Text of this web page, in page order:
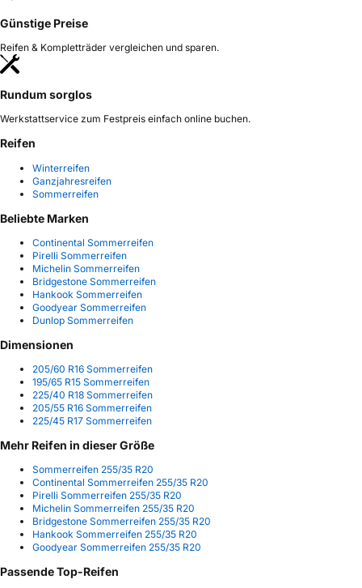
Günstige Preise
Reifen & Kompletträder vergleichen und sparen.
Rundum sorglos
Werkstattservice zum Festpreis einfach online buchen.
Reifen
Winterreifen
Ganzjahresreifen
Sommerreifen
Beliebte Marken
Continental Sommerreifen
Pirelli Sommerreifen
Michelin Sommerreifen
Bridgestone Sommerreifen
Hankook Sommerreifen
Goodyear Sommerreifen
Dunlop Sommerreifen
Dimensionen
205/60 R16 Sommerreifen
195/65 R15 Sommerreifen
225/40 R18 Sommerreifen
205/55 R16 Sommerreifen
225/45 R17 Sommerreifen
Mehr Reifen in dieser Größe
Sommerreifen 255/35 R20
Continental Sommerreifen 255/35 R20
Pirelli Sommerreifen 255/35 R20
Michelin Sommerreifen 255/35 R20
Bridgestone Sommerreifen 255/35 R20
Hankook Sommerreifen 255/35 R20
Goodyear Sommerreifen 255/35 R20
Passende Top-Reifen